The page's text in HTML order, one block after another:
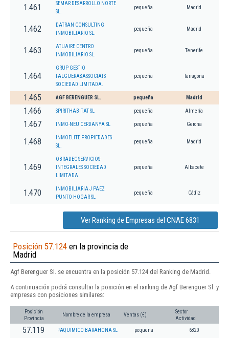
1.461
SEMAR DESARROLLO NORTE
SL.
pequeña Madrid
1.462
DATRAN CONSULTING
INMOBILIARIO SL.
pequeña Madrid
1.463
ATUAIRE CENTRO
INMOBILIARIO SL.
pequeña Tenerife
1.464
GRUP GESTIO
FALGUERA&ASSOCIATS
SOCIEDAD LIMITADA.
pequeña Tarragona
1.465 AGF BERENGUER SL. pequeña Madrid
1.466 SPIRITHABITAT SL pequeña Almería
1.467 INMO-NEU CERDANYA SL pequeña Gerona
1.468
INMOELITE PROPIEDADES
SL.
pequeña Madrid
1.469
OBRADEC SERVICIOS
INTEGRALES SOCIEDAD
LIMITADA.
pequeña Albacete
1.470
INMOBILIARIA J PAEZ
PUNTO HOGAR SL
pequeña Cádiz
Ver Ranking de Empresas del CNAE 6831
Posición 57.124 en la provincia de
Madrid
Agf Berenguer Sl. se encuentra en la posición 57.124 del Ranking de Madrid.
A continuación podrá consultar la posición en el ranking de Agf Berenguer Sl. y
empresas con posiciones similares:
Posición
Provincia
Nombre de la empresa Ventas (€)
Sector
Actividad
57.119 PAQUIMICO BARAHONA SL pequeña 6820